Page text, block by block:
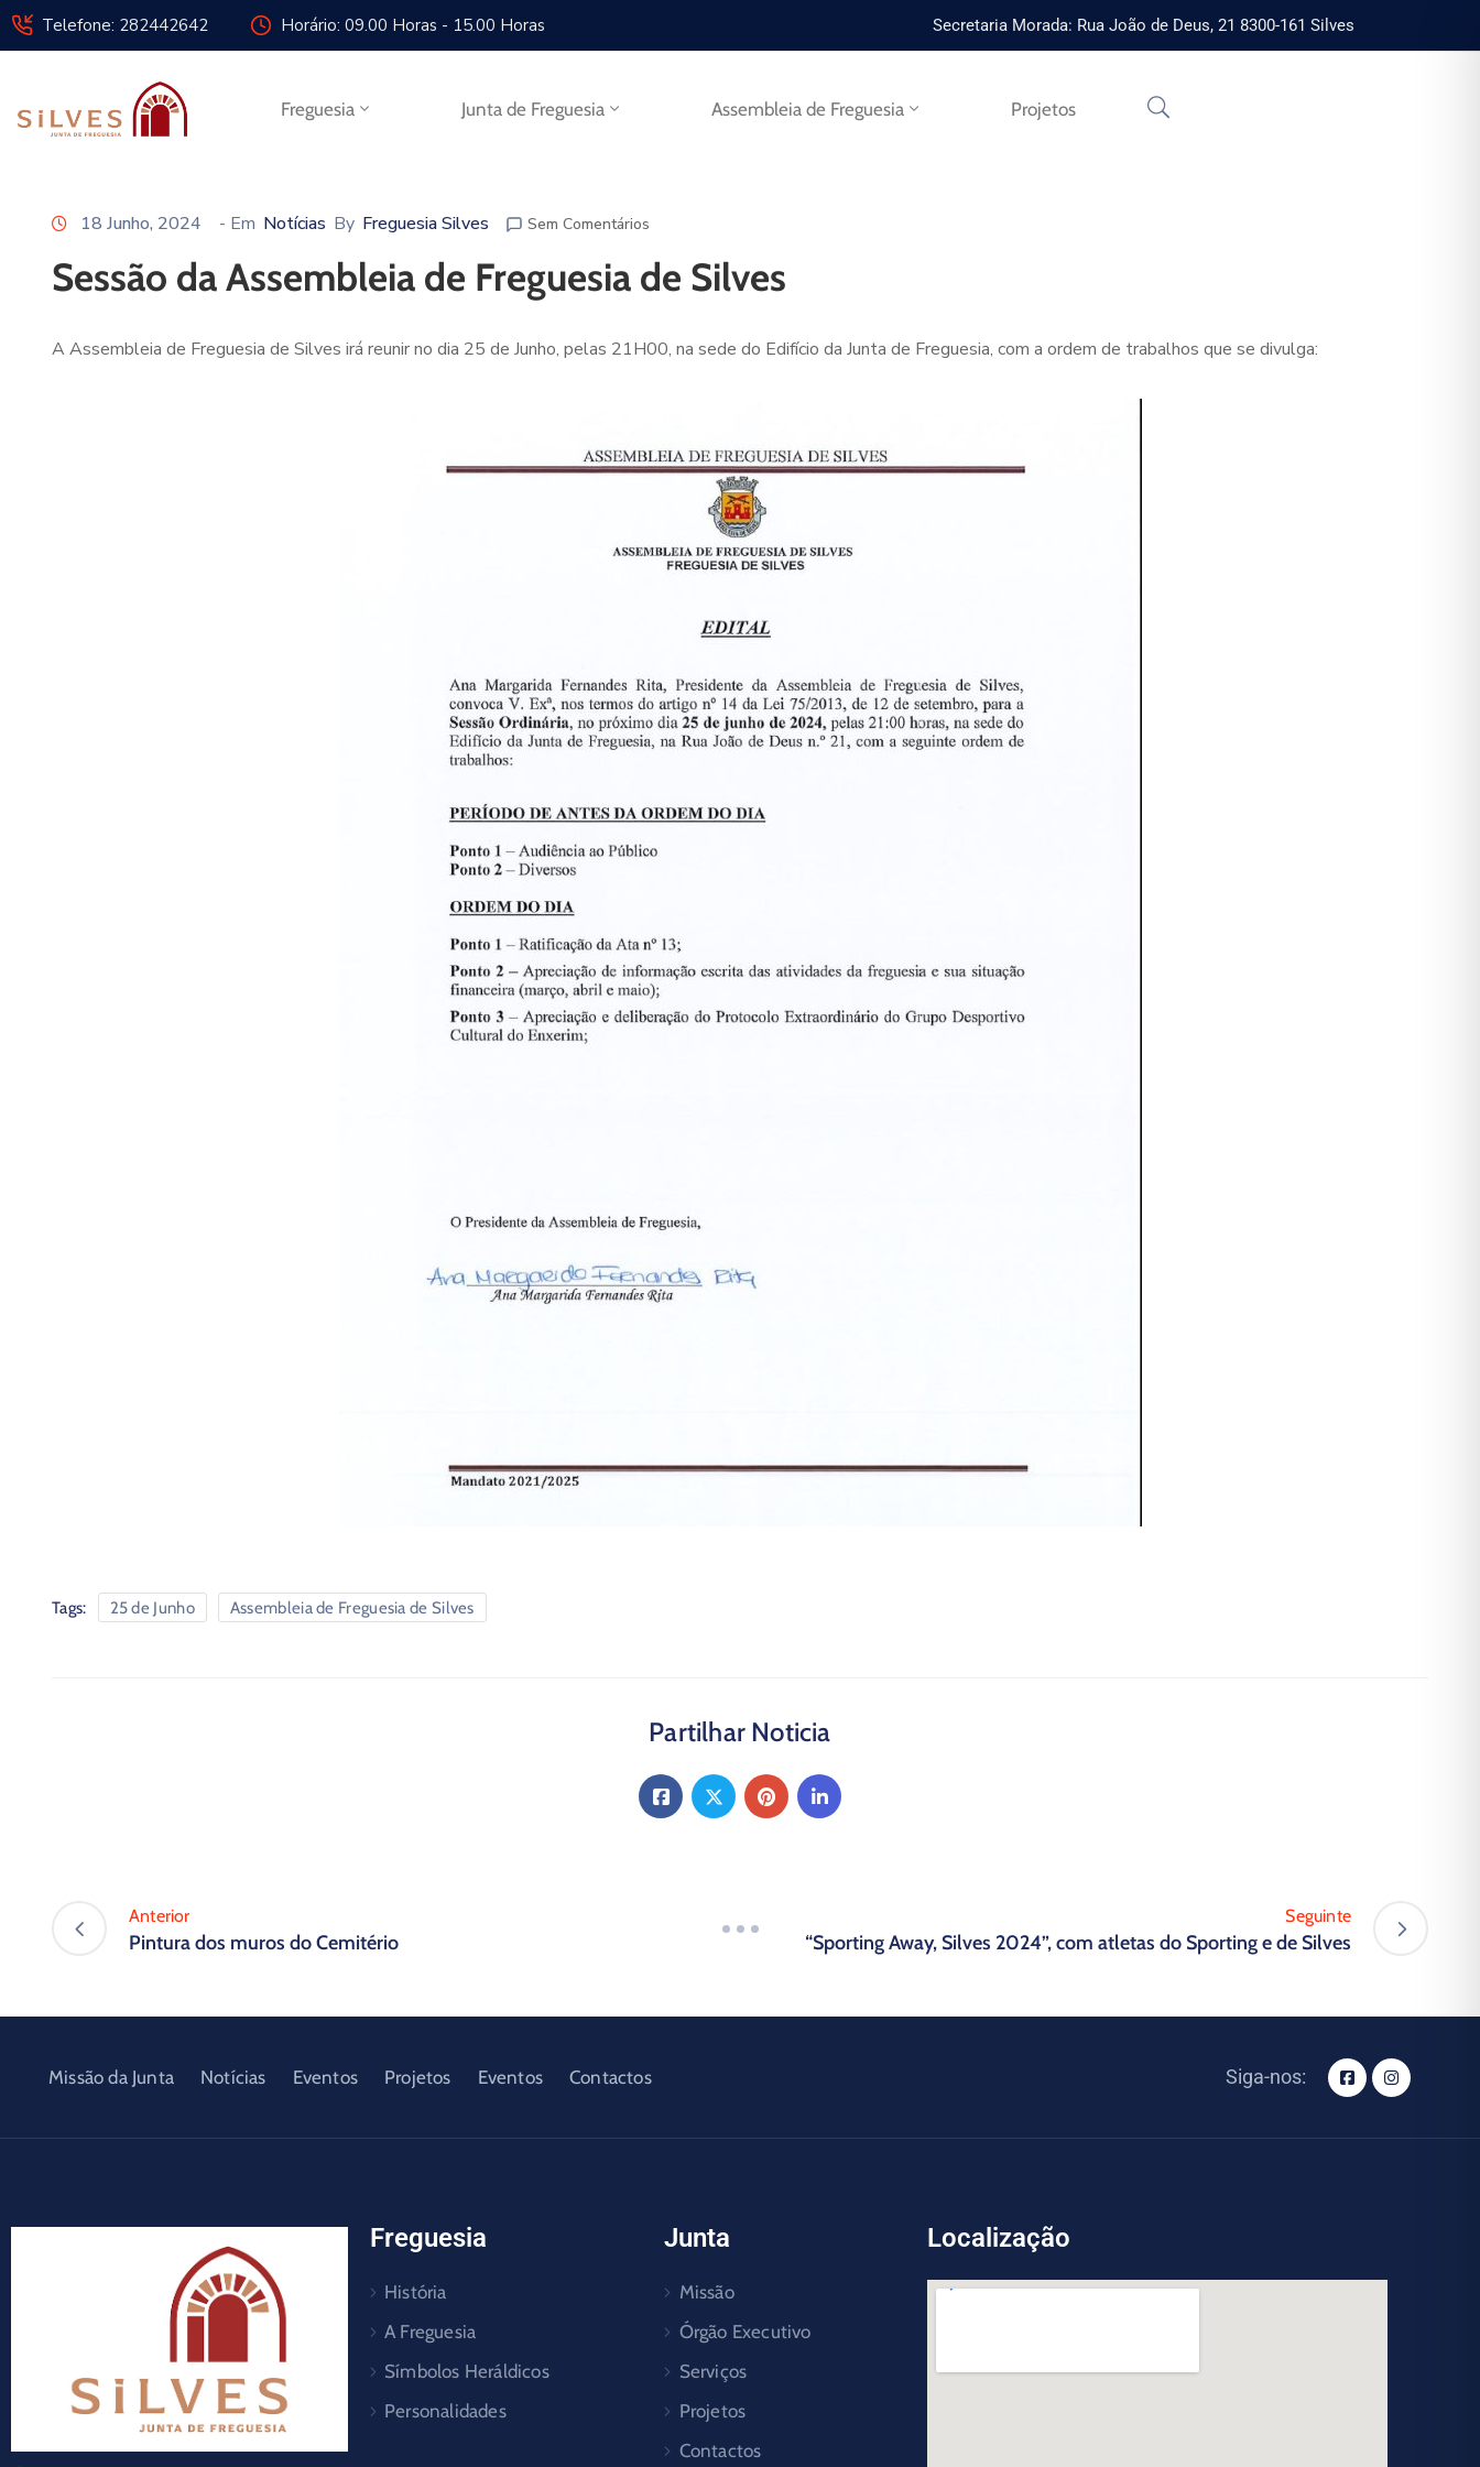
Telefone: 282442642 Horário: 09.00 Horas - 15.00 Horas Secretaria Morada: Rua João de Deus, 21 8300-161 Silves
Freguesia Junta de Freguesia Assembleia de Freguesia Projetos
18 Junho, 2024 - Em Notícias By Freguesia Silves Sem Comentários
Sessão da Assembleia de Freguesia de Silves
A Assembleia de Freguesia de Silves irá reunir no dia 25 de Junho, pelas 21H00, na sede do Edifício da Junta de Freguesia, com a ordem de trabalhos que se divulga:
Tags: 25 de Junho Assembleia de Freguesia de Silves
Partilhar Noticia
Anterior
Pintura dos muros do Cemitério
Seguinte
“Sporting Away, Silves 2024”, com atletas do Sporting e de Silves
Missão da Junta Notícias Eventos Projetos Eventos Contactos Siga-nos:
Freguesia
História
A Freguesia
Símbolos Heráldicos
Personalidades
Junta
Missão
Órgão Executivo
Serviços
Projetos
Contactos
Localização